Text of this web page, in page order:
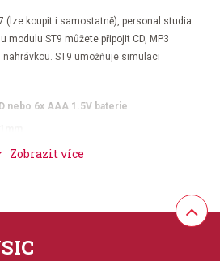
(lze koupit i samostatně), personal studia
modulu ST9 můžete připojit CD, MP3
ST9 umožňuje simulaci
nebo 6x AAA 1.5V baterie